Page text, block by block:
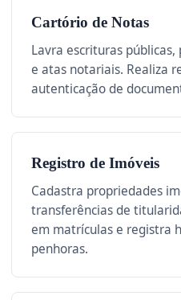
Cartório de Notas
Lavra escrituras
e atas notariais. Realiza
autenticação de
Registro de Imóveis
Cadastra propriedades
transferências de
em matrículas e registra
penhoras.